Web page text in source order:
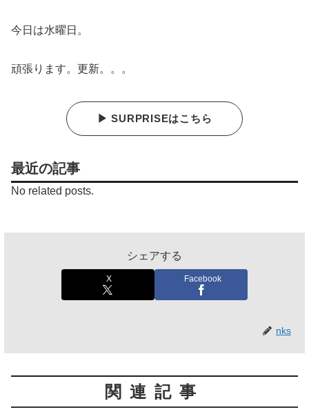
今日は水曜日。
頑張ります。更新。。。
▶ SURPRISEはこちら
最近の記事
No related posts.
シェアする
X Facebook
nks
関連記事